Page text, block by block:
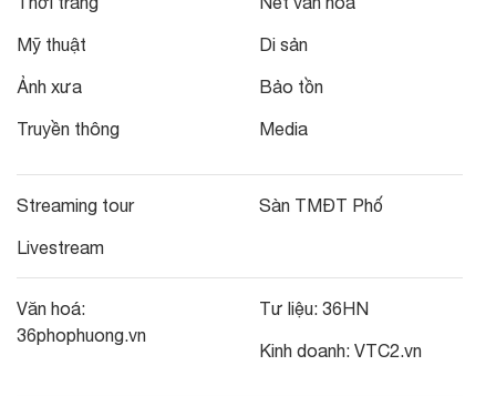
Mỹ thuật
Ảnh xưa
Truyền thông
Di sản
Bảo tồn
Media
Streaming tour
Livestream
Sàn TMĐT Phố
Văn hoá:
36phophuong.vn
Tư liệu: 36HN
Kinh doanh: VTC2.vn